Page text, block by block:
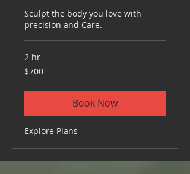
Sculpt the body you love with
precision and Care.
2 hr
700
US
$700
Book Now
Explore Plans